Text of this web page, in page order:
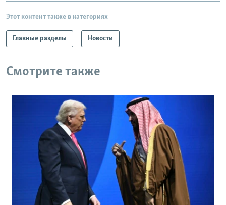
Этот контент также в категориях
Главные разделы Новости
Смотрите также